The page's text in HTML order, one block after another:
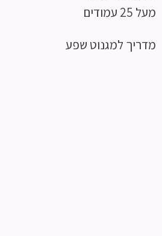
מעל 25 עמודים
מדריך למגנוט שפע